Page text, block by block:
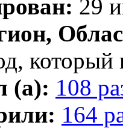
29
который
(а): 108
164